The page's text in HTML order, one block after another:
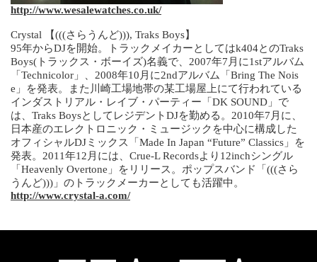
http://www.wesalewatches.co.uk/
Crystal 【(((さらうんど))), Traks Boys】
95年からDJを開始。トラックメイカーとしてはk404とのTraks
Boys(トラックス・ボーイズ)名義で、2007年7月に1stアルバム
「Technicolor」、2008年10月に2ndアルバム「Bring The Nois
e」を発表。また川崎工場地帯の某工場屋上にて行われている
インダストリアル・レイブ・パーティー「DK SOUND」で
は、Traks BoysとしてレジデントDJを勤める。2010年7月に、
日本産のエレクトロニック・ミュージックを中心に構成した
オフィシャルDJミックス「Made In Japan “Future” Classics」を
発表。2011年12月には、Crue-L Recordsより12inchシングル
「Heavenly Overtone」をリリース。ポップスバンド「(((さら
うんど)))」のトラックメーカーとしても活躍中。
http://www.crystal-a.com/